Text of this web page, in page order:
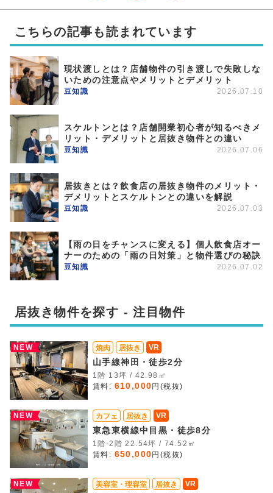
こちらの記事も読まれています
現状渡しとは？店舗物件の引き渡しで失敗しな
いための注意点やメリットとデメリット
豆知識 2026.07.10
スケルトンとは？店舗開業初心者が知るべきメ
リット・デメリットと居抜き物件との違い
豆知識 2026.07.06
居抜きとは？飲食店の居抜き物件のメリット・
デメリットとスケルトンとの違いを解説
豆知識 2026.07.03
【雨の日をチャンスに変える】個人飲食店オー
ナーのための「雨の日対策」と物件選びの秘訣
豆知識 2026.07.02
居抜き物件を探す - 注目物件
NEW 焼肉 居抜き VR
山手線神田・徒歩2分
1階 13坪 / 42.98㎡
賃料: 610,000 円(税抜)
NEW カフェ 居抜き VR
東急東横線中目黒・徒歩8分
1階-2階 22.54坪 / 74.52㎡
賃料: 650,000 円(税抜)
NEW 美容室・理容室 居抜き VR